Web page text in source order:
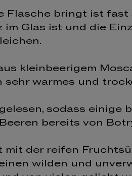
Flasche bringt ist fast
im Glas ist und die
kleinbeerigem
warmes und
sodass einige
bereits von
mit der reifen
wilden und